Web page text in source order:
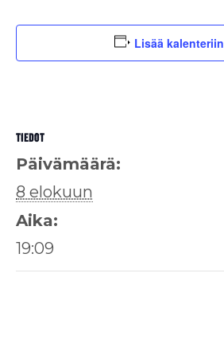
Lisää kalenteriin
TIEDOT
Päivämäärä:
8 elokuun
Aika:
19:09